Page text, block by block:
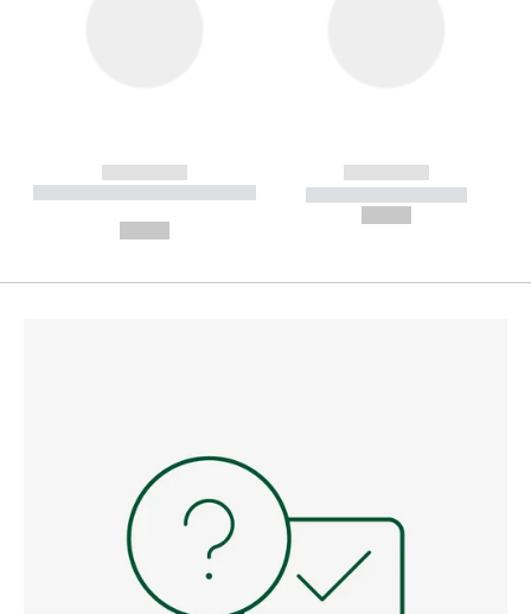
------------
----------- ----------- --------
------------
----------- -----------